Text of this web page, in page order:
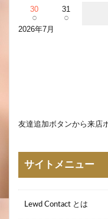
30
○
31
○
2026年7月
友達追加ボタンから来店
サイトメニュー
Lewd Contact とは